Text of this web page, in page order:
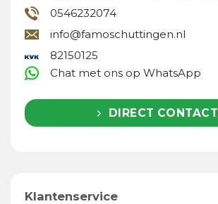
0546232074
info@famoschuttingen.nl
82150125
Chat met ons op WhatsApp
DIRECT CONTACT
Klantenservice